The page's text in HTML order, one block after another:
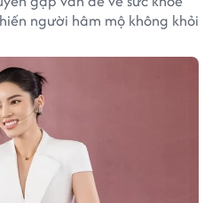
người hâm mộ không khỏi